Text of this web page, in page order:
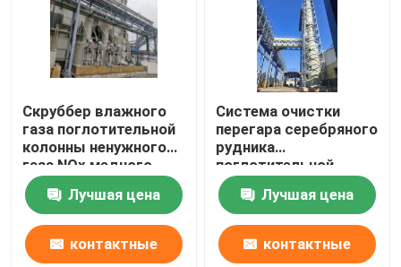
Скруббер влажного
газа поглотительной
колонны ненужного
газа NOx медного
рудника
Лучшая цена
контактные
Система очистки
перегара серебряного
рудника
поглотительной
колонны газа отхода
высокой
концентрации
Лучшая цена
контактные